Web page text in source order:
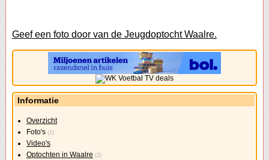
Geef een foto door van de Jeugdoptocht Waalre.
Informatie
Overzicht
Foto's (1)
Video's
Optochten in Waalre (2)